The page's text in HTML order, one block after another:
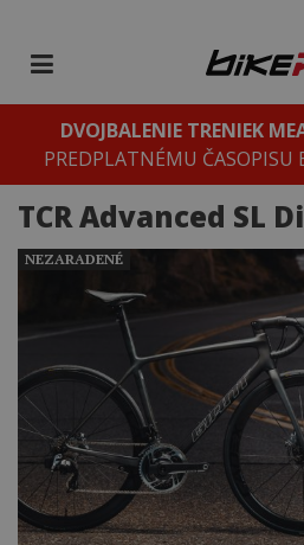
DVOJBALENIE TRENIEK
PREDPLATNÉMU ČASOPISU
TCR Advanced SL
NEZARADENÉ